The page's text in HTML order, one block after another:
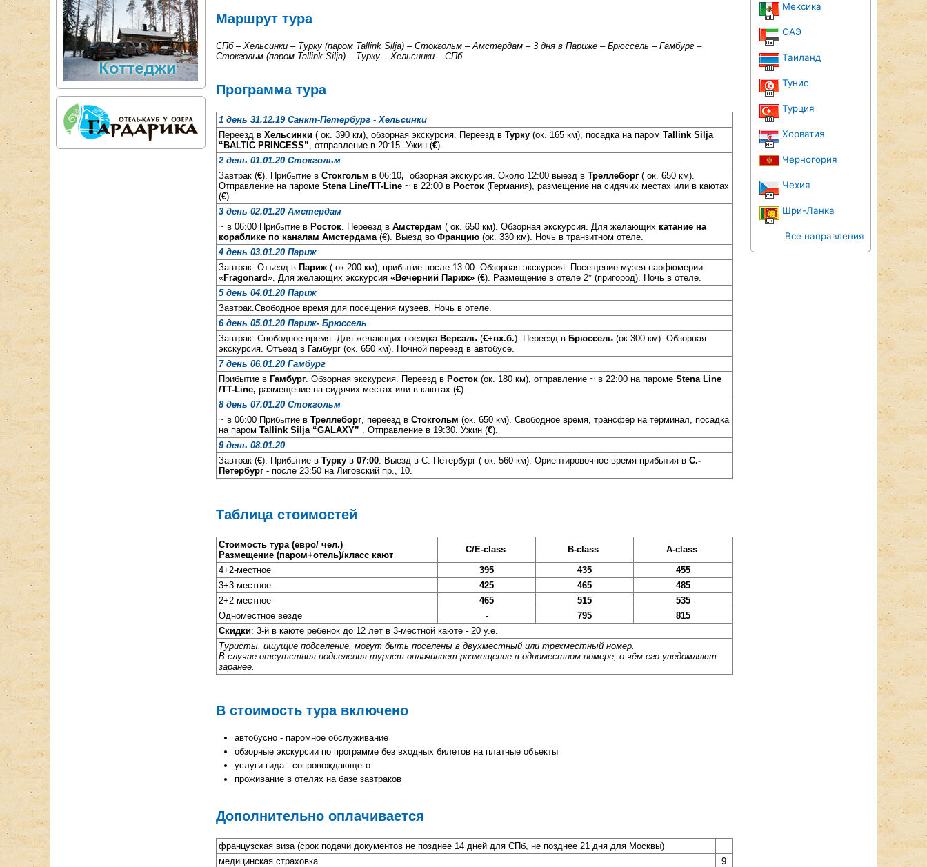
Маршрут тура
СПб – Хельсинки – Турку (паром Tallink Silja) – Стокгольм – Амстердам – 3 дня в Париже – Брюссель – Гамбург –
Стокгольм (паром Tallink Silja) – Турку – Хельсинки – СПб
Программа тура
1 день 31.12.19 Санкт-Петербург - Хельсинки
Переезд в Хельсинки ( ок. 390 км), обзорная экскурсия. Переезд в Турку (ок. 165 км), посадка на паром Tallink Silja
“BALTIC PRINCESS”, отправление в 20:15. Ужин (€).
2 день 01.01.20 Стокгольм
Завтрак (€). Прибытие в Стокгольм в 06:10, обзорная экскурсия. Около 12:00 выезд в Треллеборг ( ок. 650 км).
Отправление на пароме Stena Line/TT-Line ~ в 22:00 в Росток (Германия), размещение на сидячих местах или в каютах
(€).
3 день 02.01.20 Амстердам
~ в 06:00 Прибытие в Росток. Переезд в Амстердам ( ок. 650 км). Обзорная экскурсия. Для желающих катание на
кораблике по каналам Амстердама(€). Выезд во Францию (ок. 330 км). Ночь в транзитном отеле.
4 день 03.01.20 Париж
Завтрак. Отъезд в Париж( ок.200 км), прибытие после 13:00. Обзорная экскурсия. Посещение музея парфюмерии
«Fragonard». Для желающих экскурсия «Вечерний Париж» (€). Размещение в отеле 2* (пригород). Ночь в отеле.
5 день 04.01.20 Париж
Завтрак.Свободное время для посещения музеев. Ночь в отеле.
6 день 05.01.20 Париж- Брюссель
Завтрак. Свободное время. Для желающих поездка Версаль (€+вх.б.). Переезд в Брюссель (ок.300 км). Обзорная
экскурсия. Отъезд в Гамбург (ок. 650 км). Ночной переезд в автобусе.
7 день 06.01.20 Гамбург
Прибытие в Гамбург. Обзорная экскурсия. Переезд в Росток (ок. 180 км), отправление ~ в 22:00 на пароме Stena Line
/TT-Line, размещение на сидячих местах или в каютах (€).
8 день 07.01.20 Стокгольм
~ в 06:00 Прибытие в Треллеборг, переезд в Стокгольм (ок. 650 км). Свободное время, трансфер на терминал, посадка
на паром Tallink Silja “GALAXY” . Отправление в 19:30. Ужин (€).
9 день 08.01.20
Завтрак (€). Прибытие в Турку в 07:00. Выезд в С.-Петербург ( ок. 560 км). Ориентировочное время прибытия в С.-
Петербург - после 23:50 на Лиговский пр., 10.
Таблица стоимостей
Стоимость тура (евро/ чел.)
Размещение (паром+отель)/класс кают
C/E-class B-class
A-class
4+2-местное
395 435
455
3+3-местное
425 465
485
2+2-местное
465 515
535
Одноместное везде
- 795
815
Скидки: 3-й в каюте ребенок до 12 лет в 3-местной каюте - 20 у.е.
Туристы, ищущие подселение, могут быть поселены в двухместный или трехместный номер.
В случае отсутствия подселения турист оплачивает размещение в одноместном номере, о чём его уведомляют
заранее.
В стоимость тура включено
автобусно - паромное обслуживание
обзорные экскурсии по программе без входных билетов на платные объекты
услуги гида - сопровождающего
проживание в отелях на базе завтраков
Дополнительно оплачивается
французская виза (срок подачи документов не позднее 14 дней для СПб, не позднее 21 дня для Москвы)
медицинская страховка
9
Мексика
ОАЭ
Таиланд
Тунис
Турция
Хорватия
Черногория
Чехия
Шри-Ланка
Все направления